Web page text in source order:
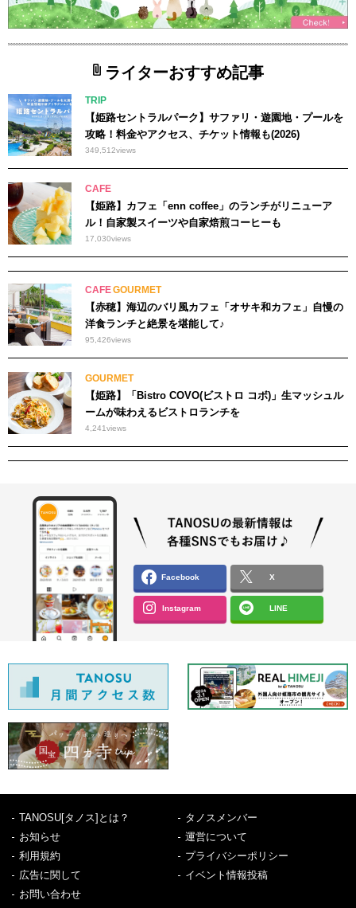
ライターおすすめ記事
TRIP
【姫路セントラルパーク】サファリ・遊園地・プールを
攻略！料金やアクセス、チケット情報も(2026)
349,512views
CAFE
【姫路】カフェ「enn coffee」のランチがリニューア
ル！自家製スイーツや自家焙煎コーヒーも
17,030views
CAFEGOURMET
【赤穂】海辺のバリ風カフェ「オサキ和カフェ」自慢の
洋食ランチと絶景を堪能して♪
95,426views
GOURMET
【姫路】「Bistro COVO(ビストロ コボ)」生マッシュル
ームが味わえるビストロランチを
4,241views
Facebook X
Instagram LINE
TANOSU[タノス]とは？
タノスメンバー
お知らせ
運営について
利用規約
プライバシーポリシー
広告に関して
イベント情報投稿
お問い合わせ